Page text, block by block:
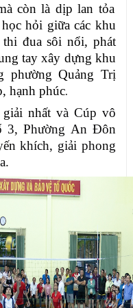
còn là dịp lan tỏa
hỏi giữa các khu
đua sôi nổi, phát
tay xây dựng khu
phường Quảng Trị
hạnh phúc.
nhất và Cúp vô
3, Phường An Đôn
khích, giải phong